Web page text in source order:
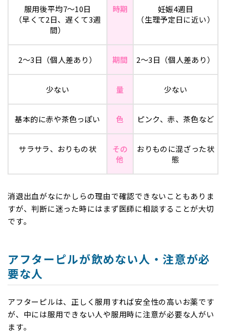
服用後平均7～10日
（早くて2日、遅くて3週
間）
時期
妊娠4週目
（生理予定日に近い）
2〜3日（個人差あり） 期間 2〜3日（個人差あり）
少ない 量 少ない
基本的に赤や茶色っぽい 色 ピンク、赤、茶色など
サラサラ、おりもの状
その
他
おりものに混ざった状
態
消退出血がなにかしらの理由で確認できないこともありま
すが、判断に迷った時にはまず医師に相談することが大切
です。
アフターピルが飲めない人・注意が必
要な人
アフターピルは、正しく服用すれば安全性の高いお薬です
が、中には服用できない人や服用時に注意が必要な人がい
ます。